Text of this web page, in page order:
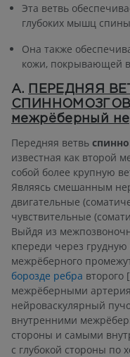
Эта ветвь
глубоких мышц
Она также
кожи, покрывающей
А.
ПЕРЕДНЯЯ
межрёберный
Передняя ветвь
известная как второй
собой более крупную
Являясь смешанным
двигательные
чувствительные
Выйдя из
кпереди через грудную
межрёберного
борозде ребра второго
межрёберными
нейроваскулярный
внутренними
стороны и самыми
с глубокой стороны по